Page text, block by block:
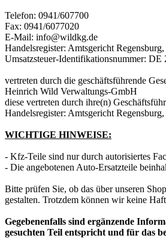
Telefon: 0941/607700
Fax: 0941/6077020
E-Mail: info@wildkg.de
Handelsregister: Amtsgericht
Umsatzsteuer-Identifikationsnummer: DE
vertreten durch die geschäftsführende
Heinrich Wild Verwaltungs-GmbH
diese vertreten durch ihre(n)
Handelsregister: Amtsgericht
WICHTIGE HINWEISE:
- Kfz-Teile sind nur durch autorisiertes
- Die angebotenen Auto-Ersatzteile
Bitte prüfen Sie, ob das über unseren
gestalten. Trotzdem können wir keine
Gegebenenfalls sind ergänzende
gesuchten Teil entspricht und für das